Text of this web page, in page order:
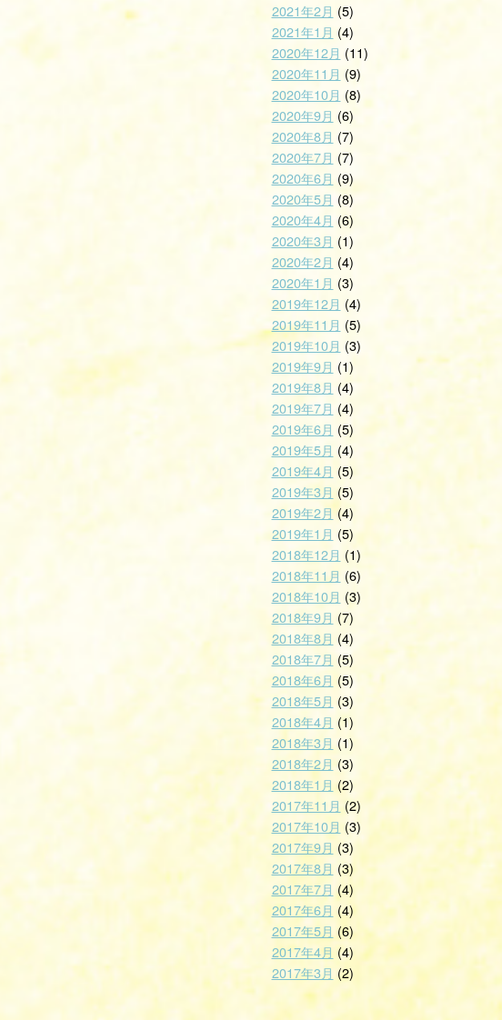
2021年2月 (5)
2021年1月 (4)
2020年12月 (11)
2020年11月 (9)
2020年10月 (8)
2020年9月 (6)
2020年8月 (7)
2020年7月 (7)
2020年6月 (9)
2020年5月 (8)
2020年4月 (6)
2020年3月 (1)
2020年2月 (4)
2020年1月 (3)
2019年12月 (4)
2019年11月 (5)
2019年10月 (3)
2019年9月 (1)
2019年8月 (4)
2019年7月 (4)
2019年6月 (5)
2019年5月 (4)
2019年4月 (5)
2019年3月 (5)
2019年2月(4)
2019年1月 (5)
2018年12月 (1)
2018年11月 (6)
2018年10月 (3)
2018年9月 (7)
2018年8月 (4)
2018年7月 (5)
2018年6月 (5)
2018年5月 (3)
2018年4月 (1)
2018年3月 (1)
2018年2月 (3)
2018年1月 (2)
2017年11月 (2)
2017年10月 (3)
2017年9月 (3)
2017年8月 (3)
2017年7月 (4)
2017年6月 (4)
2017年5月 (6)
2017年4月 (4)
2017年3月 (2)